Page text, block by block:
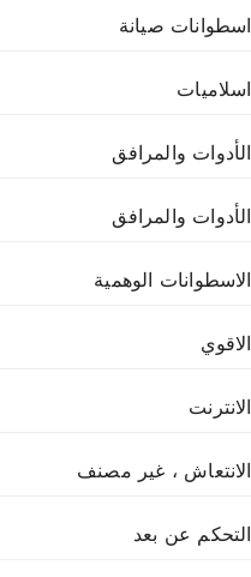
اسطوانات صيانة
اسلاميات
الأدوات والمرافق
الأدوات والمرافق
الاسطوانات الوهمية
الاقوي
الانترنت
الانتعاش ، غير مصنف
التحكم عن بعد